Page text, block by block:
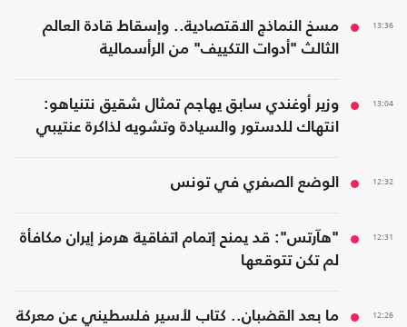
13:36
مسخ النماذج الاقتصادية.. وإسقاط قادة العالم
الثالث "أدوات التكييف" من الرأسمالية
13:04
وزير أوغندي سابق يهاجم تمثال شقيق نتنياهو:
انتهاك للدستور والسيادة وتشويه لذاكرة عنتيبي
12:32 الوضع الصفري في تونس
12:31
"هآرتس": قد يمنح إتمام اتفاقية هرمز إيران مكافأة
لم تكن تتوقعها
12:26
ما بعد القضبان.. كتاب لأسير فلسطيني عن معركة